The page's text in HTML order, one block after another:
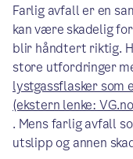
Farlig avfall er en
kan være skadelig
blir håndtert riktig.
store utfordringer
lystgassflasker som
(ekstern lenke:
. Mens farlig avfall
utslipp og annen